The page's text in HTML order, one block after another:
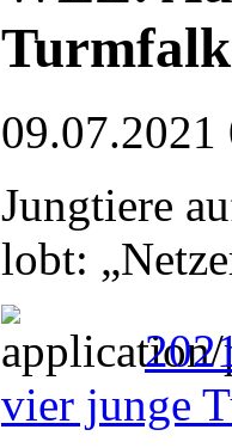
09.07.2021
Jungtiere
lobt:
vier junge